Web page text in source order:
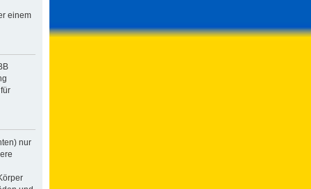
einem
nur